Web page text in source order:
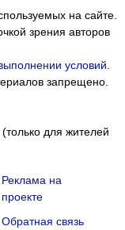
на сайте.
зрения авторов
условий.
запрещено.
(только для жителей
Реклама на
проекте
Обратная связь